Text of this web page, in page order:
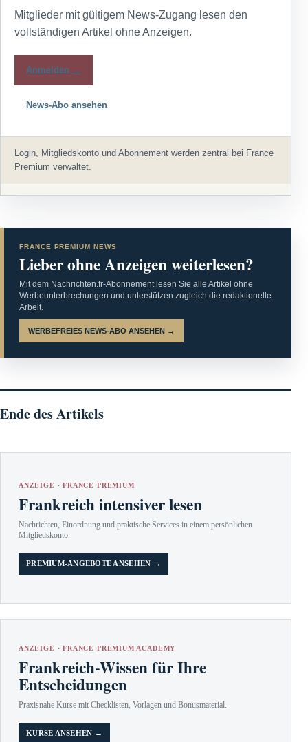
Mitglieder mit gültigem News-Zugang lesen den
vollständigen Artikel ohne Anzeigen.
Anmelden →
News-Abo ansehen
Login, Mitgliedskonto und Abonnement werden zentral bei France
Premium verwaltet.
FRANCE PREMIUM NEWS
Lieber ohne Anzeigen weiterlesen?
Mit dem Nachrichten.fr-Abonnement lesen Sie alle Artikel ohne
Werbeunterbrechungen und unterstützen zugleich die redaktionelle
Arbeit.
WERBEFREIES NEWS-ABO ANSEHEN →
Ende des Artikels
ANZEIGE · FRANCE PREMIUM
Frankreich intensiver lesen
Nachrichten, Einordnung und praktische Services in einem persönlichen
Mitgliedskonto.
PREMIUM-ANGEBOTE ANSEHEN →
ANZEIGE · FRANCE PREMIUM ACADEMY
Frankreich-Wissen für Ihre
Entscheidungen
Praxisnahe Kurse mit Checklisten, Vorlagen und Bonusmaterial.
KURSE ANSEHEN →